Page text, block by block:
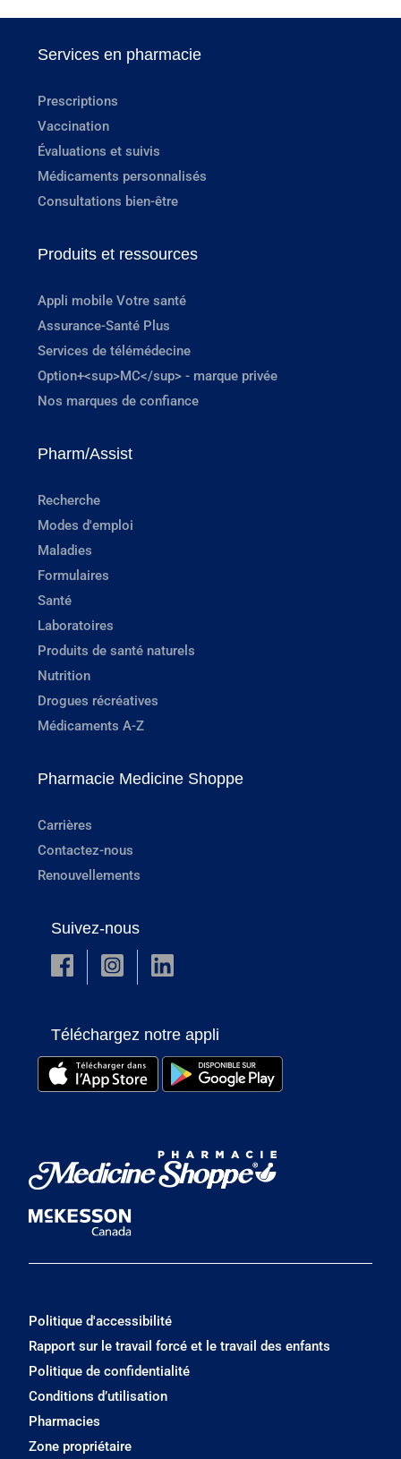
Services en pharmacie
Prescriptions
Vaccination
Évaluations et suivis
Médicaments personnalisés
Consultations bien-être
Produits et ressources
Appli mobile Votre santé
Assurance-Santé Plus
Services de télémédecine
Option+<sup>MC</sup> - marque privée
Nos marques de confiance
Pharm/Assist
Recherche
Modes d'emploi
Maladies
Formulaires
Santé
Laboratoires
Produits de santé naturels
Nutrition
Drogues récréatives
Médicaments A-Z
Pharmacie Medicine Shoppe
Carrières
Contactez-nous
Renouvellements
Suivez-nous
Téléchargez notre appli
Politique d'accessibilité
Rapport sur le travail forcé et le travail des enfants
Politique de confidentialité
Conditions d’utilisation
Pharmacies
Zone propriétaire